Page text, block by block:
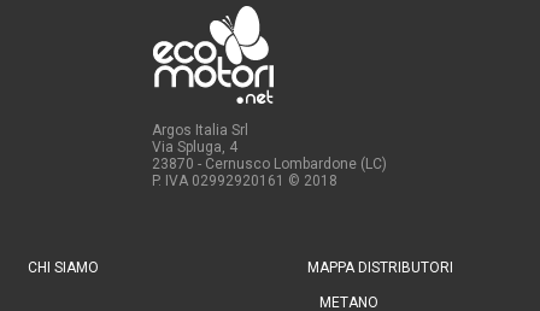
Argos Italia Srl
Via Spluga, 4
23870 - Cernusco Lombardone (LC)
P. IVA 02992920161 © 2018
CHI SIAMO MAPPA DISTRIBUTORI
METANO